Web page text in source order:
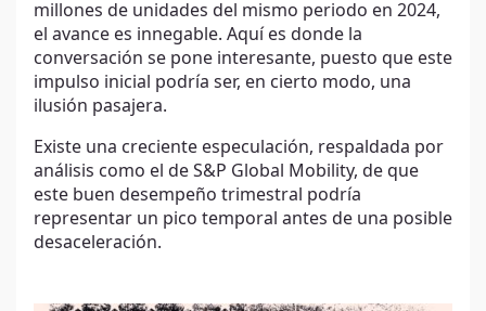
millones de unidades del mismo periodo en 2024,
el avance es innegable. Aquí es donde la
conversación se pone interesante, puesto que este
impulso inicial podría ser, en cierto modo, una
ilusión pasajera.
Existe una creciente especulación, respaldada por
análisis como el de S&P Global Mobility, de que
este buen desempeño trimestral podría
representar un pico temporal antes de una posible
desaceleración.